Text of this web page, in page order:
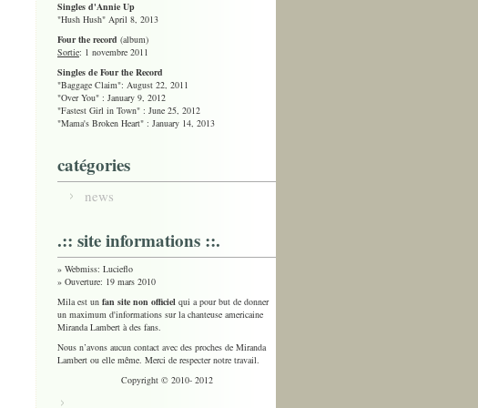
Singles d'Annie Up
"Hush Hush" April 8, 2013
Four the record (album)
Sortie: 1 novembre 2011
Singles de Four the Record
"Baggage Claim": August 22, 2011
"Over You" : January 9, 2012
"Fastest Girl in Town" : June 25, 2012
"Mama's Broken Heart" : January 14, 2013
catégories
news
.:: site informations ::.
» Webmiss: Lucieflo
» Ouverture: 19 mars 2010
Mila est un fan site non officiel qui a pour but de donner
un maximum d'informations sur la chanteuse americaine
Miranda Lambert à des fans.
Nous n’avons aucun contact avec des proches de Miranda
Lambert ou elle même. Merci de respecter notre travail.
Copyright © 2010- 2012